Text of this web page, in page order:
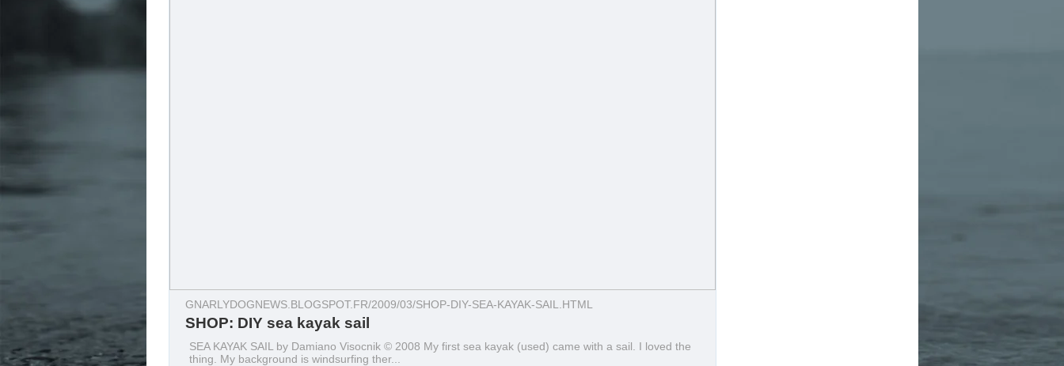
GNARLYDOGNEWS.BLOGSPOT.FR/2009/03/SHOP-DIY-SEA-KAYAK-SAIL.HTML
SHOP: DIY sea kayak sail
SEA KAYAK SAIL by Damiano Visocnik © 2008 My first sea kayak (used) came with a sail. I loved the
thing. My background is windsurfing ther...